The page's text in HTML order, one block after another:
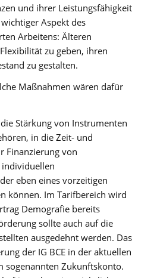
und ihrer Leistungsfähigkeit
Aspekt des
Arbeitens: Älteren
zu geben, ihren
zu gestalten.
Maßnahmen wären dafür
Stärkung von Instrumenten
in die Zeit- und
Finanzierung von
eben eines vorzeitigen
können. Im Tarifbereich wird
Demografie bereits
sollte auch auf die
ausgedehnt werden. Das
der IG BCE in der aktuellen
sogenannten Zukunftskonto.